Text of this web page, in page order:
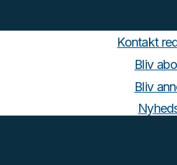
Kontakt
Bliv
Bliv